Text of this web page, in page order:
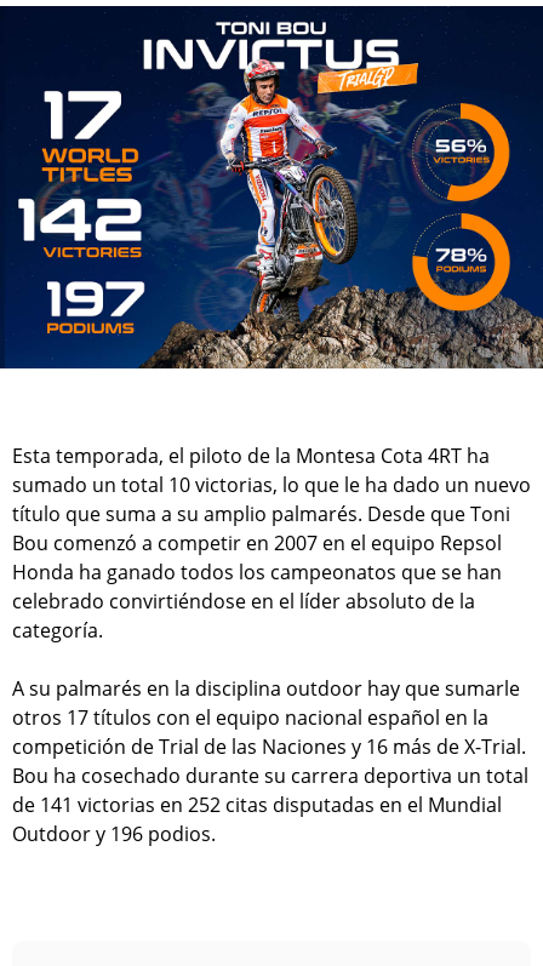
Esta temporada, el piloto de la Montesa Cota 4RT ha
sumado un total 10 victorias, lo que le ha dado un nuevo
título que suma a su amplio palmarés. Desde que Toni
Bou comenzó a competir en 2007 en el equipo Repsol
Honda ha ganado todos los campeonatos que se han
celebrado convirtiéndose en el líder absoluto de la
categoría.
A su palmarés en la disciplina outdoor hay que sumarle
otros 17 títulos con el equipo nacional español en la
competición de Trial de las Naciones y 16 más de X-Trial.
Bou ha cosechado durante su carrera deportiva un total
de 141 victorias en 252 citas disputadas en el Mundial
Outdoor y 196 podios.